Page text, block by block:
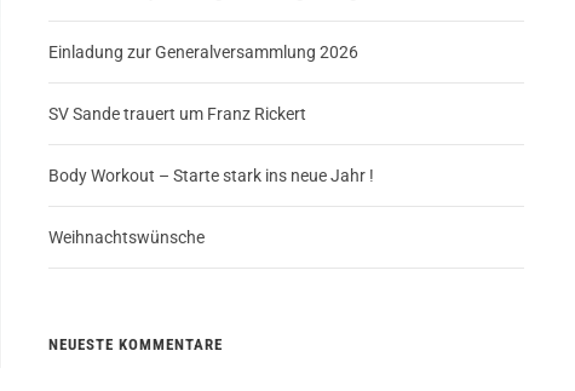
Einladung zur Generalversammlung 2026
SV Sande trauert um Franz Rickert
Body Workout – Starte stark ins neue Jahr !
Weihnachtswünsche
NEUESTE KOMMENTARE